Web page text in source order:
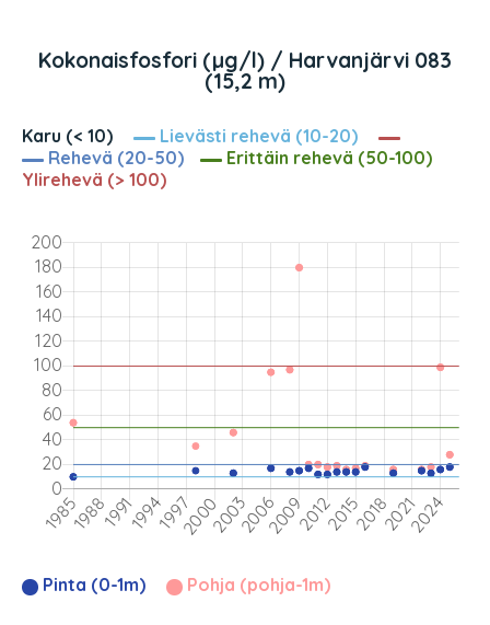
Kokonaisfosfori (µg/l) / Harvanjärvi 083
(15,2 m)
Karu (< 10)
Lievästi rehevä (10-20)
Rehevä (20-50)
Erittäin rehevä (50-100)
Ylirehevä (> 100)
Pinta (0-1m) Pohja (pohja-1m)